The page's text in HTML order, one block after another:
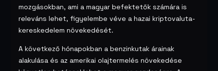
mozgásokban, ami a magyar befektetők számára is
releváns lehet, figyelembe véve a hazai kriptovaluta-
kereskedelem növekedését.
A következő hónapokban a benzinkutak árainak
alakulása és az amerikai olajtermelés növekedése